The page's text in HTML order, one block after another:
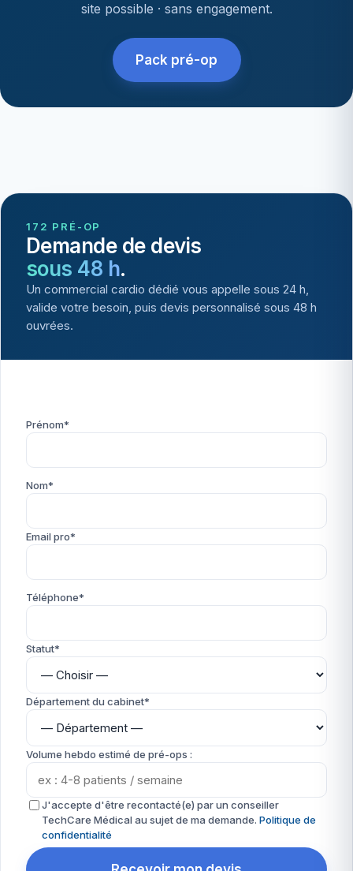
site possible · sans engagement.
Pack pré-op
172 PRÉ-OP
Demande de devis
sous 48 h.
Un commercial cardio dédié vous appelle sous 24 h,
valide votre besoin, puis devis personnalisé sous 48 h
ouvrées.
Prénom*
Nom*
Email pro*
Téléphone*
Statut*
Département du cabinet*
Volume hebdo estimé de pré-ops :
J'accepte d'être recontacté(e) par un conseiller
TechCare Médical au sujet de ma demande. Politique de
confidentialité